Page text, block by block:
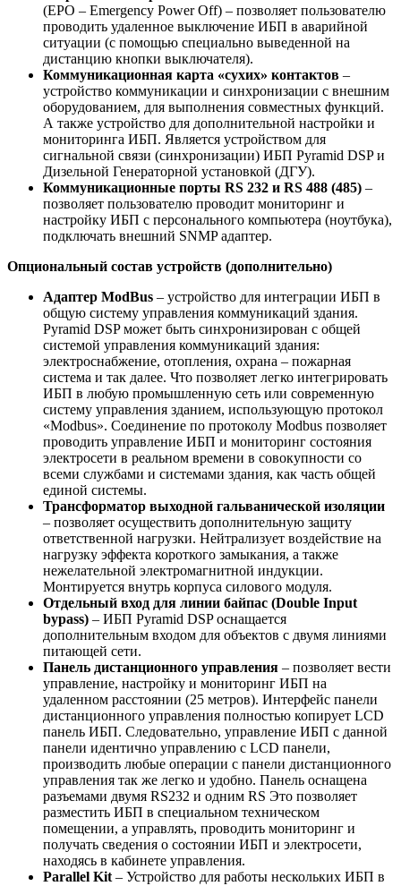
(EPO – Emergency Power Off) – позволяет пользователю
проводить удаленное выключение ИБП в аварийной
ситуации (c помощью специально выведенной на
дистанцию кнопки выключателя).
Коммуникационная карта «сухих» контактов –
устройство коммуникации и синхронизации с внешним
оборудованием, для выполнения совместных функций.
А также устройство для дополнительной настройки и
мониторинга ИБП. Является устройством для
сигнальной связи (синхронизации) ИБП Pyramid DSP и
Дизельной Генераторной установкой (ДГУ).
Коммуникационные порты RS 232 и RS 488 (485) –
позволяет пользователю проводит мониторинг и
настройку ИБП с персонального компьютера (ноутбука),
подключать внешний SNMP адаптер.
Опциональный состав устройств (дополнительно)
Адаптер ModBus – устройство для интеграции ИБП в
общую систему управления коммуникаций здания.
Pyramid DSP может быть синхронизирован с общей
системой управления коммуникаций здания:
электроснабжение, отопления, охрана – пожарная
система и так далее. Что позволяет легко интегрировать
ИБП в любую промышленную сеть или современную
систему управления зданием, использующую протокол
«Modbus». Соединение по протоколу Modbus позволяет
проводить управление ИБП и мониторинг состояния
электросети в реальном времени в совокупности со
всеми службами и системами здания, как часть общей
единой системы.
Трансформатор выходной гальванической изоляции
– позволяет осуществить дополнительную защиту
ответственной нагрузки. Нейтрализует воздействие на
нагрузку эффекта короткого замыкания, а также
нежелательной электромагнитной индукции.
Монтируется внутрь корпуса силового модуля.
Отдельный вход для линии байпас (Double Input
bypass) – ИБП Pyramid DSP оснащается
дополнительным входом для объектов с двумя линиями
питающей сети.
Панель дистанционного управления – позволяет вести
управление, настройку и мониторинг ИБП на
удаленном расстоянии (25 метров). Интерфейс панели
дистанционного управления полностью копирует LCD
панель ИБП. Следовательно, управление ИБП с данной
панели идентично управлению с LCD панели,
производить любые операции с панели дистанционного
управления так же легко и удобно. Панель оснащена
разъемами двумя RS232 и одним RS Это позволяет
разместить ИБП в специальном техническом
помещении, а управлять, проводить мониторинг и
получать сведения о состоянии ИБП и электросети,
находясь в кабинете управления.
Parallel Kit – Устройство для работы нескольких ИБП в